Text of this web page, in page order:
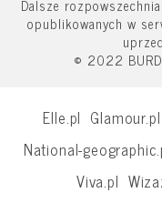
Dalsze
opublikowanych w
© 2022
Elle.pl Glamour.pl
National-
Viva.pl